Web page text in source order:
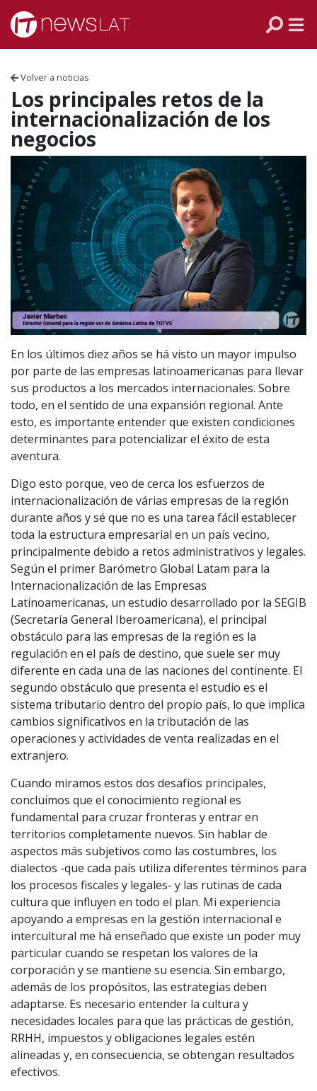
Skip to content
Volver a noticias
Los principales retos de la
internacionalización de los
negocios
En los últimos diez años se há visto un mayor impulso
por parte de las empresas latinoamericanas para llevar
sus productos a los mercados internacionales. Sobre
todo, en el sentido de una expansión regional. Ante
esto, es importante entender que existen condiciones
determinantes para potencializar el éxito de esta
aventura.
Digo esto porque, veo de cerca los esfuerzos de
internacionalización de várias empresas de la región
durante años y sé que no es una tarea fácil establecer
toda la estructura empresarial en un país vecino,
principalmente debido a retos administrativos y legales.
Según el primer Barómetro Global Latam para la
Internacionalización de las Empresas
Latinoamericanas, un estudio desarrollado por la SEGIB
(Secretaría General Iberoamericana), el principal
obstáculo para las empresas de la región es la
regulación en el país de destino, que suele ser muy
diferente en cada una de las naciones del continente. El
segundo obstáculo que presenta el estudio es el
sistema tributario dentro del propio país, lo que implica
cambios significativos en la tributación de las
operaciones y actividades de venta realizadas en el
extranjero.
Cuando miramos estos dos desafíos principales,
concluimos que el conocimiento regional es
fundamental para cruzar fronteras y entrar en
territorios completamente nuevos. Sin hablar de
aspectos más subjetivos como las costumbres, los
dialectos -que cada país utiliza diferentes términos para
los procesos fiscales y legales- y las rutinas de cada
cultura que influyen en todo el plan. Mi experiencia
apoyando a empresas en la gestión internacional e
intercultural me há enseñado que existe un poder muy
particular cuando se respetan los valores de la
corporación y se mantiene su esencia. Sin embargo,
además de los propósitos, las estrategias deben
adaptarse. Es necesario entender la cultura y
necesidades locales para que las prácticas de gestión,
RRHH, impuestos y obligaciones legales estén
alineadas y, en consecuencia, se obtengan resultados
efectivos.
VENEZUELA
ECUADOR
PERÚ
CHILE
ARGENTINA
MÉXICO